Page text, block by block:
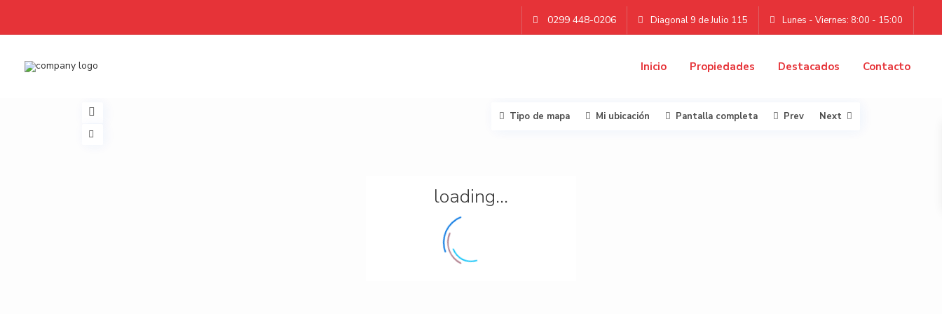
0299 448-0206 Diagonal 9 de Julio 115 Lunes - Viernes: 8:00 - 15:00
Inicio Propiedades Destacados Contacto
loading...
Tipo de mapa Mi ubicación Pantalla completa Prev Next